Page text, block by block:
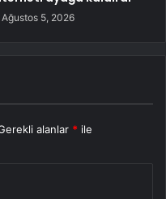
Ağustos 5, 2026
alanlar * ile